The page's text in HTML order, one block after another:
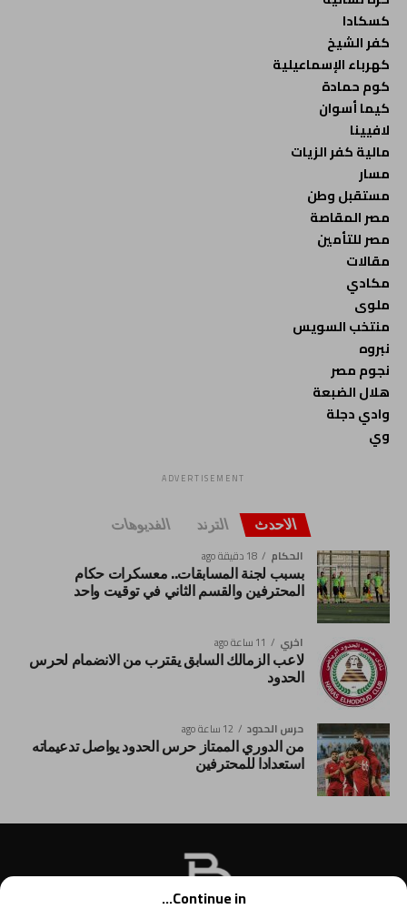
كسكادا
كفر الشيخ
كهرباء الإسماعيلية
كوم حمادة
كيما أسوان
لافيينا
مالية كفر الزيات
مسار
مستقبل وطن
مصر المقاصة
مصر للتأمين
مقالات
مكادي
ملوى
منتخب السويس
نبروه
نجوم مصر
هلال الضبعة
وادي دجلة
وي
ADVERTISEMENT
الاحدث الترند الفديوهات
الحكام 18 دقيقة ago
بسبب لجنة المسابقات.. معسكرات حكام
المحترفين والقسم الثاني في توقيت واحد
اخري 11 ساعة ago
لاعب الزمالك السابق يقترب من الانضمام لحرس
الحدود
حرس الحدود 12 ساعة ago
من الدوري الممتاز حرس الحدود يواصل تدعيماته
استعدادا للمحترفين
Continue in...